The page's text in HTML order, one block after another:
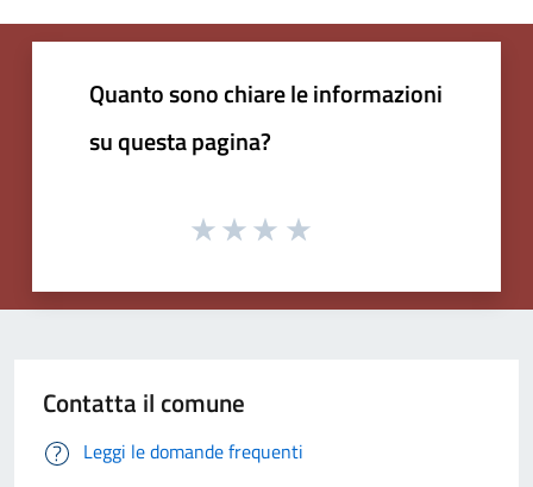
Quanto sono chiare le informazioni
su questa pagina?
Contatta il comune
Leggi le domande frequenti